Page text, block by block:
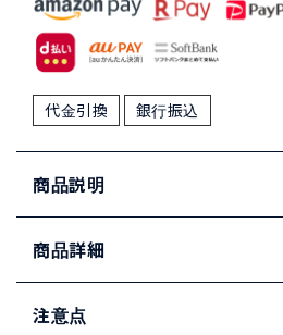
代金引換 銀行振込
商品説明
商品詳細
注意点